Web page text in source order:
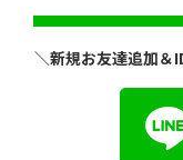
＼新規お友達追加＆